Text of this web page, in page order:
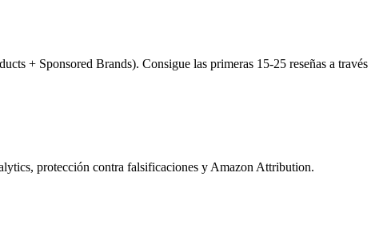
+ Sponsored Brands). Consigue las primeras 15-25 reseñas a través
protección contra falsificaciones y Amazon Attribution.